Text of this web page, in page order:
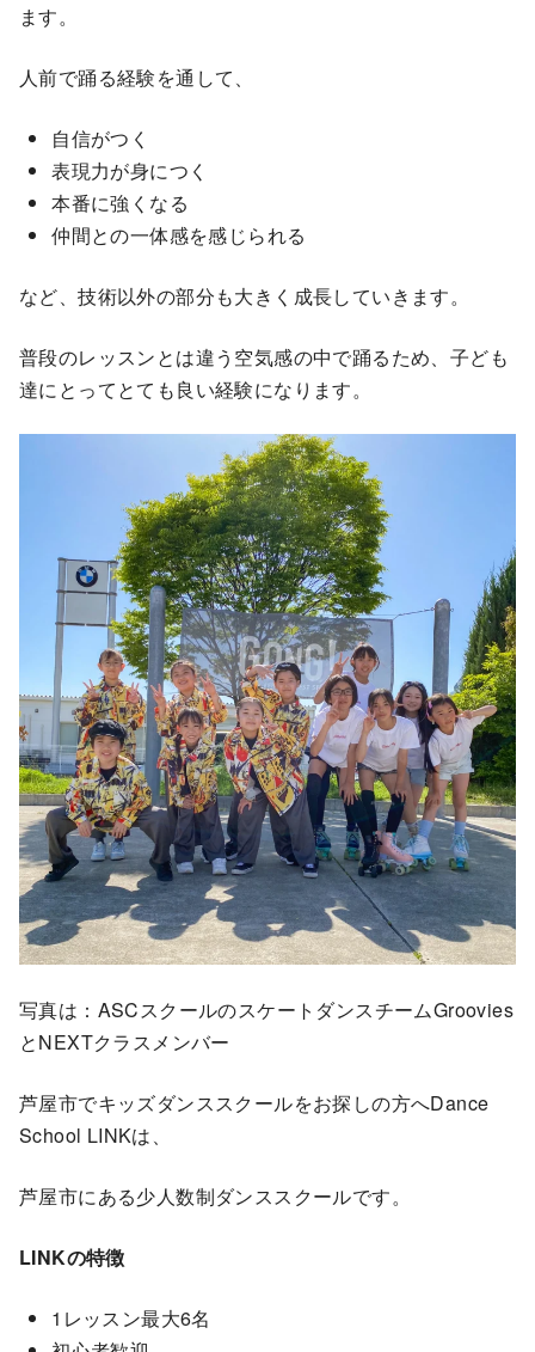
ます。
人前で踊る経験を通して、
自信がつく
表現力が身につく
本番に強くなる
仲間との一体感を感じられる
など、技術以外の部分も大きく成長していきます。
普段のレッスンとは違う空気感の中で踊るため、子ども
達にとってとても良い経験になります。
写真は：ASCスクールのスケートダンスチームGroovies
とNEXTクラスメンバー
芦屋市でキッズダンススクールをお探しの方へDance
School LINKは、
芦屋市にある少人数制ダンススクールです。
LINKの特徴
1レッスン最大6名